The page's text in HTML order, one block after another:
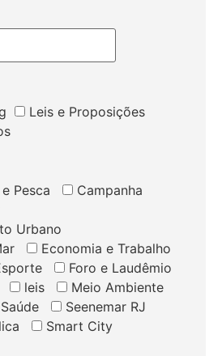
Leis e Proposições
Pesca
Campanha
Urbano
Economia e Trabalho
Foro e Laudêmio
leis
Meio Ambiente
Saúde
Seenemar RJ
Smart City